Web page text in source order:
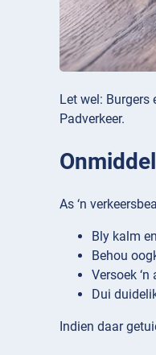
Let wel: Burgers
Padverkeer.
As ‘n
Bly kalm
Behou
Versoek
Dui
Indien daar